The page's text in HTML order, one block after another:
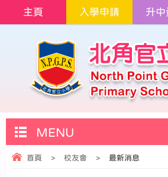
主頁 入學申請 升中
MENU
首頁 > 校友會 > 最新消息